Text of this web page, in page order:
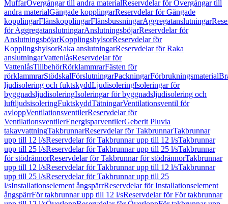
MuffarÖvergångar till andra materialReservdelar för Övergångar till
andra materialGängade kopplingarReservdelar för Gängade
kopplingarFlänskopplingarFlänsbussningarAggregatanslutningar
för AggregatanslutningarAnslutningsböjarReservdelar för
AnslutningsböjarKopplingshylsorReservdelar för
KopplingshylsorRaka anslutningarReservdelar för Raka
anslutningarVattenlåsReservdelar för
VattenlåsTillbehörRörklammrarFästen för
rörklammrarStödskalFörslutningarPackningarFörbrukningsmaterial
ljudisolering och fuktskyddLjudisoleringIsoleringar för
byggnadsljudisoleringIsoleringar för byggnadsljudisolering och
luftljudsisoleringFuktskyddTätningarVentilationsventil för
avloppVentilationsventilerReservdelar för
VentilationsventilerEnergisparventilerGeberit Pluvia
takavvattningTakbrunnarReservdelar för TakbrunnarTakbrunnar
upp till 12 l/sReservdelar för Takbrunnar upp till 12 l/sTakbrunnar
upp till 25 l/sReservdelar för Takbrunnar upp till 25 l/sTakbrunnar
för stödrännorReservdelar för Takbrunnar för stödrännorTakbrunnar
upp till 12 l/sReservdelar för Takbrunnar upp till 12 l/sTakbrunnar
upp till 25 l/sReservdelar för Takbrunnar upp till 25
l/sInstallationselement ångspärrReservdelar för Installationselement
ångspärrFör takbrunnar upp till 12 l/sReservdelar för För takbrunnar